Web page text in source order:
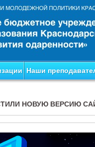
Наши
НОВУЮ ВЕРСИЮ